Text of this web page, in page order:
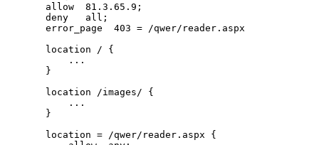
       allow  81.3.65.9;
       deny   all;
       error_page  403 = /qwer/reader.aspx
       location / {
           ...
       }
       location /images/ {
           ...
       }
       location = /qwer/reader.aspx {